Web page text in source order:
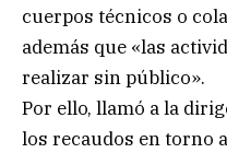
cuerpos técnicos o
además que «las
realizar sin público».
Por ello, llamó a la
los recaudos en torno